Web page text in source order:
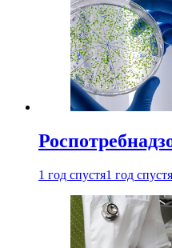
1 год спустя1 год спустя